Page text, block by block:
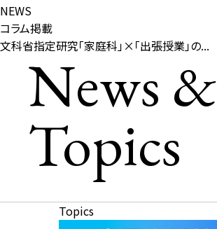
NEWS
コラム掲載
文科省指定研究「家庭科」×「出張授業」の...
News &
Topics
Topics